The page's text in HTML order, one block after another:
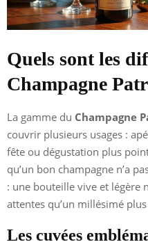
Quels sont les
Champagne
La gamme du Champagne
couvrir plusieurs usages :
fête ou dégustation plus
qu’un bon champagne n’a
: une bouteille vive et légère
attentes qu’un millésimé
Les cuvées